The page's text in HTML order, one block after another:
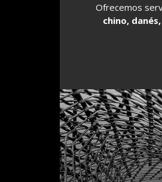
Ofrecemos
chino,